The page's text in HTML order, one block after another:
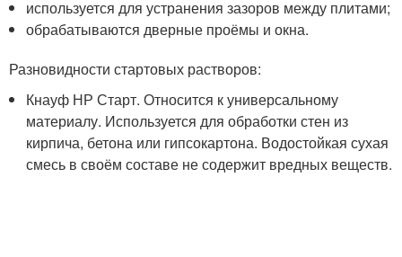
используется для устранения зазоров между плитами;
обрабатываются дверные проёмы и окна.
Разновидности стартовых растворов:
Кнауф НР Старт. Относится к универсальному
материалу. Используется для обработки стен из
кирпича, бетона или гипсокартона. Водостойкая сухая
смесь в своём составе не содержит вредных веществ.